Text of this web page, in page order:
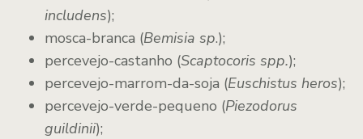
includens);
mosca-branca (Bemisia sp.);
percevejo-castanho (Scaptocoris spp.);
percevejo-marrom-da-soja (Euschistus heros);
percevejo-verde-pequeno (Piezodorus
guildinii);